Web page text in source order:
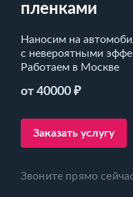
пленками
Наносим на
с невероятными
Работаем в Москве
от 40000 ₽
Заказать услугу
Звоните прямо